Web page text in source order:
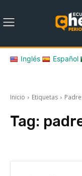
Inglés Español
Inicio Etiquetas
Tag: